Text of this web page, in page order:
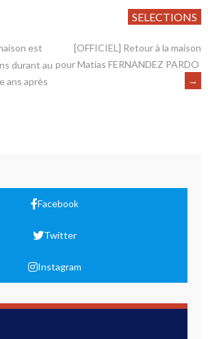
SELECTIONS
est
durant au
ans après
[OFFICIEL] Retour à la maison
pour Matias FERNANDEZ PARDO
→
Facebook
Twitter
Instagram